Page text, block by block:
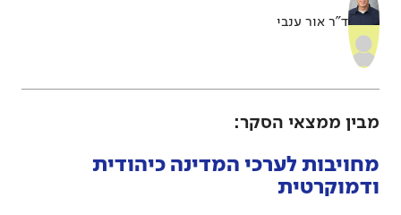
ד"ר אור ענבי
מבין ממצאי הסקר:
מחויבות לערכי המדינה כיהודית
ודמוקרטית